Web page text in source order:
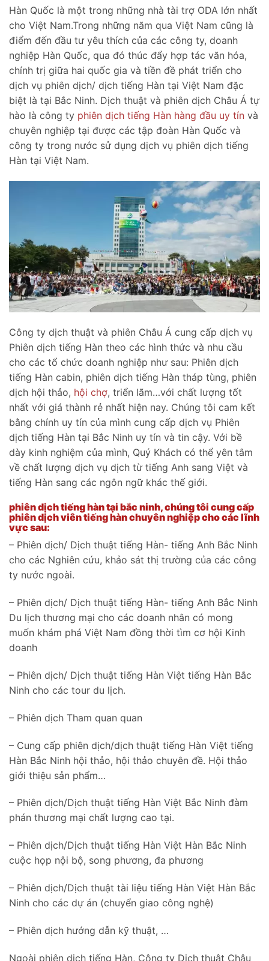
Hàn Quốc là một trong những nhà tài trợ ODA lớn nhất
cho Việt Nam.Trong những năm qua Việt Nam cũng là
điểm đến đầu tư yêu thích của các công ty, doanh
nghiệp Hàn Quốc, qua đó thúc đẩy hợp tác văn hóa,
chính trị giữa hai quốc gia và tiền đề phát triển cho
dịch vụ phiên dịch/ dịch tiếng Hàn tại Việt Nam đặc
biệt là tại Bắc Ninh. Dịch thuật và phiên dịch Châu Á tự
hào là công ty phiên dịch tiếng Hàn hàng đầu uy tín và
chuyên nghiệp tại được các tập đoàn Hàn Quốc và
công ty trong nước sử dụng dịch vụ phiên dịch tiếng
Hàn tại Việt Nam.
Công ty dịch thuật và phiên Châu Á cung cấp dịch vụ
Phiên dịch tiếng Hàn theo các hình thức và nhu cầu
cho các tổ chức doanh nghiệp như sau: Phiên dịch
tiếng Hàn cabin, phiên dịch tiếng Hàn tháp tùng, phiên
dịch hội thảo, hội chợ, triển lãm…với chất lượng tốt
nhất với giá thành rẻ nhất hiện nay. Chúng tôi cam kết
bằng chính uy tín của mình cung cấp dịch vụ Phiên
dịch tiếng Hàn tại Bắc Ninh uy tín và tin cậy. Với bề
dày kinh nghiệm của mình, Quý Khách có thể yên tâm
về chất lượng dịch vụ dịch từ tiếng Anh sang Việt và
tiếng Hàn sang các ngôn ngữ khác thế giới.
phiên dịch tiếng hàn tại bắc ninh, chúng tôi cung cấp
phiên dịch viên tiếng hàn chuyên nghiệp cho các lĩnh
vực sau:
– Phiên dịch/ Dịch thuật tiếng Hàn- tiếng Anh Bắc Ninh
cho các Nghiên cứu, khảo sát thị trường của các công
ty nước ngoài.
– Phiên dịch/ Dịch thuật tiếng Hàn- tiếng Anh Bắc Ninh
Du lịch thương mại cho các doanh nhân có mong
muốn khám phá Việt Nam đồng thời tìm cơ hội Kinh
doanh
– Phiên dịch/ Dịch thuật tiếng Hàn Việt tiếng Hàn Bắc
Ninh cho các tour du lịch.
– Phiên dịch Tham quan quan
– Cung cấp phiên dịch/dịch thuật tiếng Hàn Việt tiếng
Hàn Bắc Ninh hội thảo, hội thảo chuyên đề. Hội thảo
giới thiệu sản phẩm…
– Phiên dịch/Dịch thuật tiếng Hàn Việt Bắc Ninh đàm
phán thương mại chất lượng cao tại.
– Phiên dịch/Dịch thuật tiếng Hàn Việt Hàn Bắc Ninh
cuộc họp nội bộ, song phương, đa phương
– Phiên dịch/Dịch thuật tài liệu tiếng Hàn Việt Hàn Bắc
Ninh cho các dự án (chuyển giao công nghệ)
– Phiên dịch hướng dẫn kỹ thuật, …
Ngoài phiên dịch tiếng Hàn, Công ty Dịch thuật Châu